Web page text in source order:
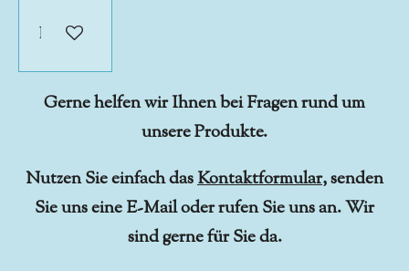
In den Warenkorb
Gerne helfen wir Ihnen bei Fragen rund um
unsere Produkte.
Nutzen Sie einfach dasKontaktformular, senden
Sie uns eine E-Mail oder rufen Sie uns an. Wir
sind gerne für Sie da.